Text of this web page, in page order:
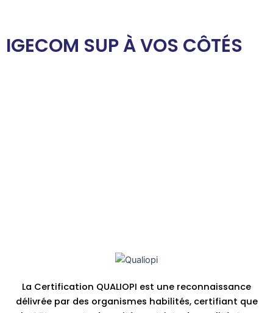
IGECOM SUP À VOS CÔTÉS
La Certification QUALIOPI est une reconnaissance
délivrée par des organismes habilités, certifiant que